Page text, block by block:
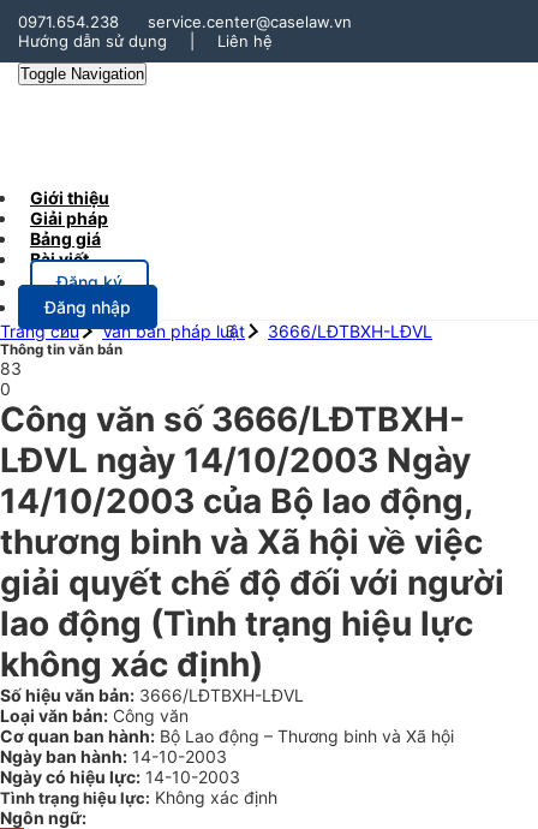
0971.654.238
service.center@caselaw.vn
Hướng dẫn sử dụng
Liên hệ
Toggle Navigation
Giới thiệu
Giải pháp
Bảng giá
Bài viết
Đăng ký
Đăng nhập
Trang chủ
Văn bản pháp luật 3666/LĐTBXH-LĐVL
Thông tin văn bản
83
0
Công văn số 3666/LĐTBXH-
LĐVL ngày 14/10/2003 Ngày
14/10/2003 của Bộ lao động,
thương binh và Xã hội về việc
giải quyết chế độ đối với người
lao động (Tình trạng hiệu lực
không xác định)
Số hiệu văn bản: 3666/LĐTBXH-LĐVL
Loại văn bản: Công văn
Cơ quan ban hành: Bộ Lao động – Thương binh và Xã hội
Ngày ban hành: 14-10-2003
Ngày có hiệu lực: 14-10-2003
Tình trạng hiệu lực: Không xác định
Ngôn ngữ: